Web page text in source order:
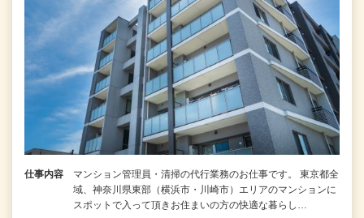
仕事内容
マンション管理員・清掃の代行業務のお仕事です。 東京都全
域、神奈川県東部（横浜市・川崎市）エリアのマンションに
スポットで入って頂きお住まいの方の快適な暮らし…